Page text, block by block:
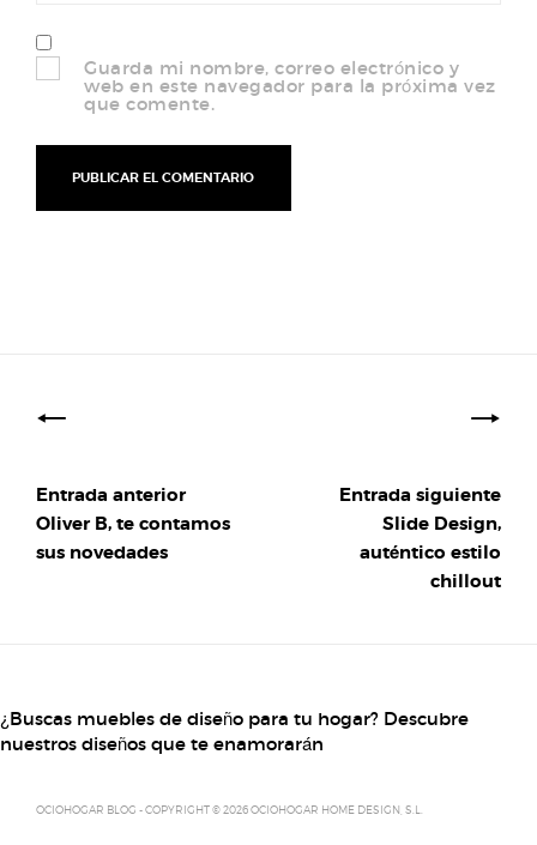
Guarda mi nombre, correo electrónico y
web en este navegador para la próxima vez
que comente.
de
Entrada anterior
Oliver B, te contamos
sus novedades
Entrada siguiente
Slide Design,
auténtico estilo
chillout
¿Buscas muebles de diseño para tu hogar? Descubre
nuestros diseños que te enamorarán
OCIOHOGAR BLOG - COPYRIGHT © 2026 OCIOHOGAR HOME DESIGN, S.L.